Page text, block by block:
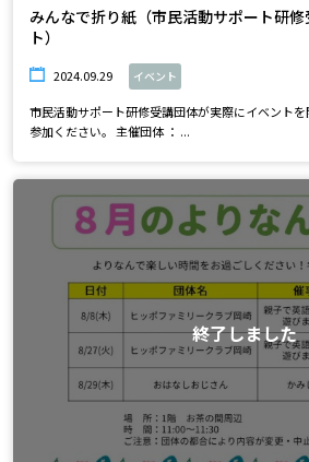
みんなで折り紙（市民活動サポート研
ト）
2024.09.29 イベント
市民活動サポート研修受講団体が実際にイベント
参加ください。 主催団体 ： ...
終了しました